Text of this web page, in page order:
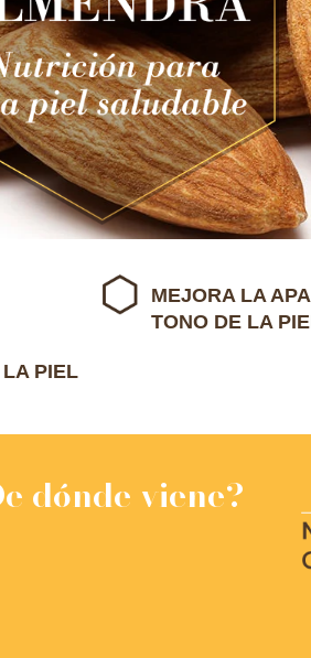
MEJORA LA
TONO DE LA
PIEL
dónde viene?